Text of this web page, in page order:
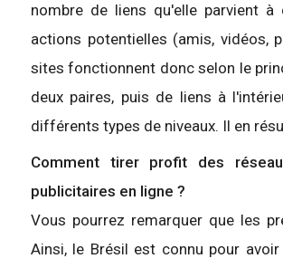
nombre de liens qu'elle parvient à
actions potentielles (amis, vidéos,
sites fonctionnent donc selon le
deux paires, puis de liens à
différents types de niveaux. Il en
Comment tirer profit des
publicitaires en ligne ?
Vous pourrez remarquer que les
Ainsi, le Brésil est connu pour